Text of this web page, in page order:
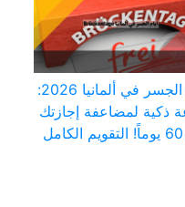
أيام الجسر في ألمانيا 2026:
ذكية لمضاعفة إجازتك